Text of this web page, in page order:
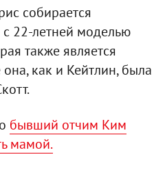
собирается
22-летней моделью
также является
как и Кейтлин, была
бывший отчим Ким
мамой.